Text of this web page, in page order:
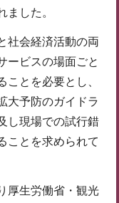
ました。
社会経済活動の両
ービスの場面ごと
ことを必要とし、
大予防のガイドラ
し現場での試行錯
ことを求められて
厚生労働省・観光